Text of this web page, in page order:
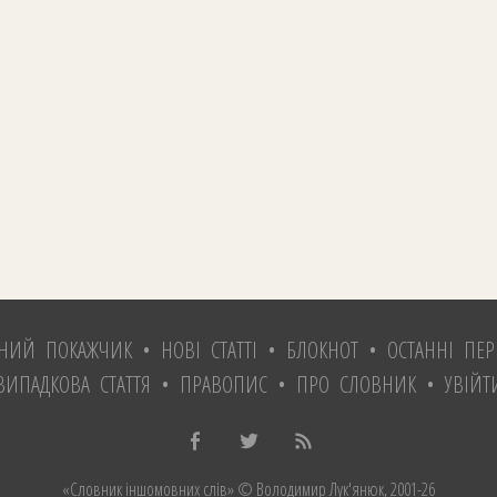
ПОКАЖЧИК • НОВІ СТАТТІ • БЛОКНОТ • ОСТАННІ
СТАТТЯ • ПРАВОПИС• ПРО СЛОВНИК•
«Словник іншомовних слів»© Володимир Лук'янюк, 2001-26